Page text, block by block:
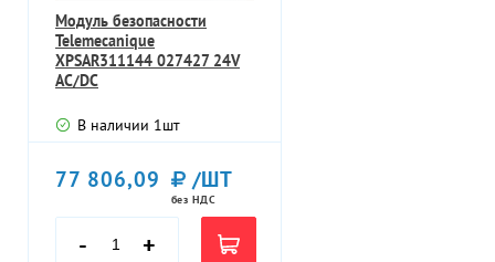
Модуль безопасности
Telemecanique
XPSAR311144 027427 24V
AC/DC
В наличии 1шт
77 806,09 /ШТ
без НДС
- +